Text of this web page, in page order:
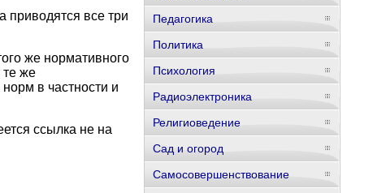
приводятся все три
же нормативного
те же
в частности и
ссылка не на
Педагогика
Политика
Психология
Радиоэлектроника
Религиоведение
Сад и огород
Самосовершенствование